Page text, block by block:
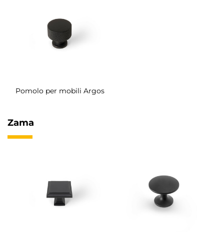
Pomolo per mobili Argos
Zama